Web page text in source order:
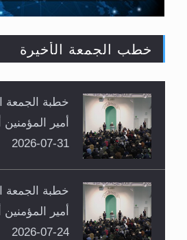
خطب الجمعة الأخيرة
خطبة الجمعة
أمير المؤمنين
31-07-2026
خطبة الجمعة
أمير المؤمنين
24-07-2026